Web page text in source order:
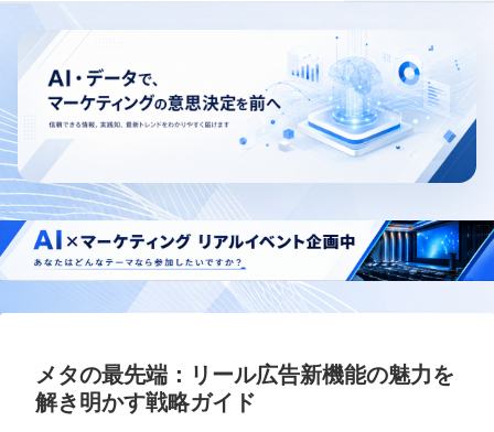
メタの最先端：リール広告新機能の魅力を
解き明かす戦略ガイド